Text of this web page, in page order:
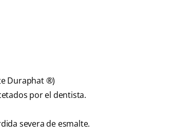
Duraphat ®)
por el dentista.
severa de esmalte.